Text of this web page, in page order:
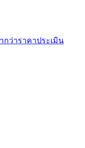
ว่าราคาประเมิน